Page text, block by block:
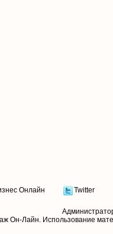
Онлайн Twitter
Он-Лайн. Использование